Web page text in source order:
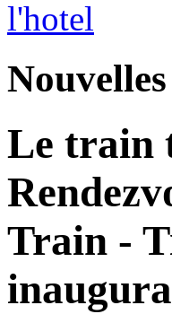
Nouvelles
Le train
Train -